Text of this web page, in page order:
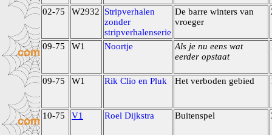
02-75 W2932
Stripverhalen
zonder
stripverhalenserie
De barre winters van
vroeger
09-75 W1 Noortje
Als je nu eens wat
eerder opstaat
09-75 W1 Rik Clio en Pluk Het verboden gebied
10-75 V1 Roel Dijkstra Buitenspel